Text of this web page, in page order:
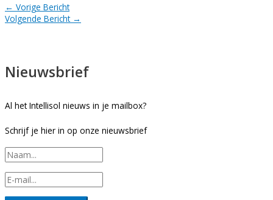
← Vorige Bericht
Volgende Bericht →
Nieuwsbrief
Al het Intellisol nieuws in je mailbox?
Schrijf je hier in op onze nieuwsbrief